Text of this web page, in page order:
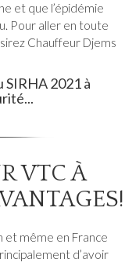
et que l’épidémie
Pour aller en toute
Chauffeur Djems
SIRHA 2021 à
VTC À
et même en France
d’avoir